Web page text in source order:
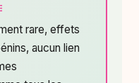
rare, effets
aucun lien